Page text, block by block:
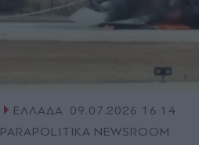
ΕΛΛΑΔΑ 09.07.2026 16:14
PARAPOLITIKA NEWSROOM